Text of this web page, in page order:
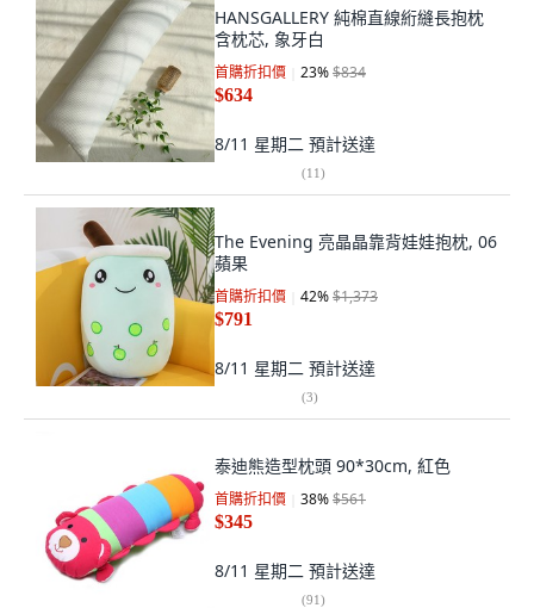
HANSGALLERY 純棉直線絎縫長抱枕
含枕芯, 象牙白
首購折扣價 23%$834
$634
8/11 星期二 預計送達
(11)
The Evening 亮晶晶靠背娃娃抱枕, 06
蘋果
首購折扣價 42%$1,373
$791
8/11 星期二 預計送達
(3)
泰迪熊造型枕頭 90*30cm, 紅色
首購折扣價 38%$561
$345
8/11 星期二 預計送達
(91)